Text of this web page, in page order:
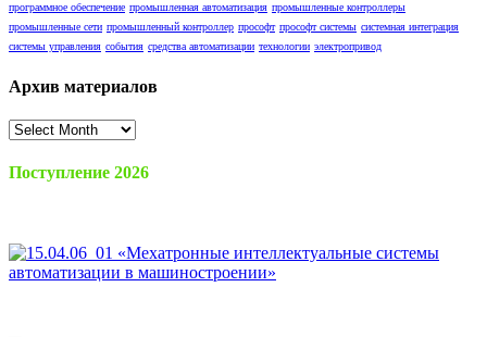
программное обеспечение промышленная автоматизация промышленные контроллеры
промышленные сети промышленный контроллер прософт прософт системы системная интеграция
системы управления события средства автоматизации технологии электропривод
Архив материалов
Архив
Поступление 2026